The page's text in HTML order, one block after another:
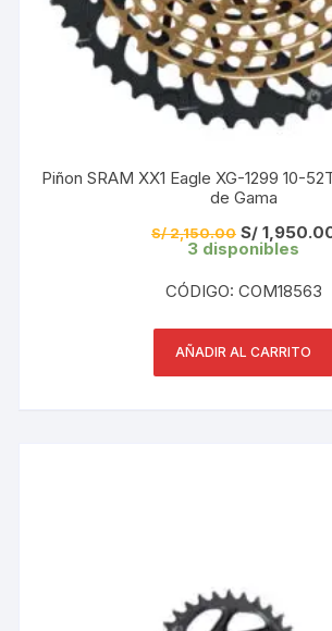
Piñon SRAM XX1 Eagle XG-1299 10-
de Gama
S/2,150.00 El
precio
S/ 2,150.00.
S/
3 disponibles
CÓDIGO: COM18563
AÑADIR AL CARRITO